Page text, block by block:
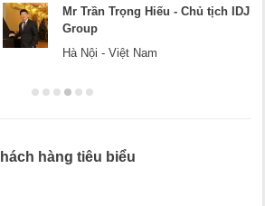
Mr Trần Trọng Hiếu - Chủ tịch IDJ
Group
Hà Nội - Việt Nam
hàng tiêu biểu